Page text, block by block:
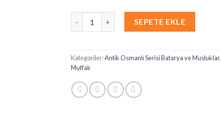
SEPETE EKLE
Kategoriler:Antik Osmanlı Serisi Batarya ve Musluklar,
Mutfak